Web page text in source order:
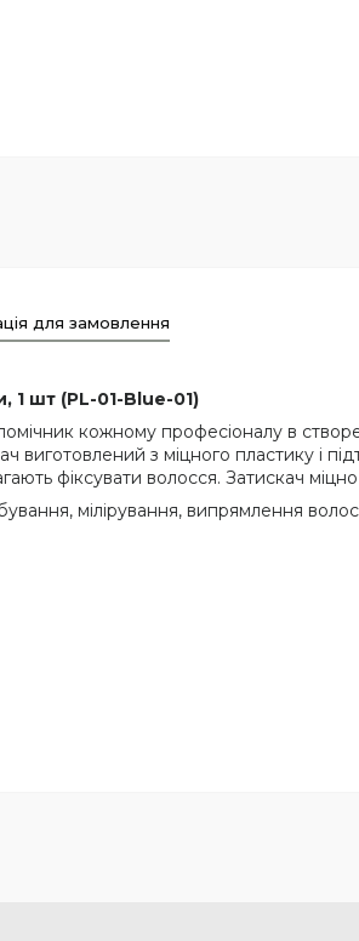
для замовлення
1 шт (PL-01-Blue-01)
кожному професіоналу в
виготовлений з міцного пластику і
фіксувати волосся. Затискач
мілірування, випрямлення